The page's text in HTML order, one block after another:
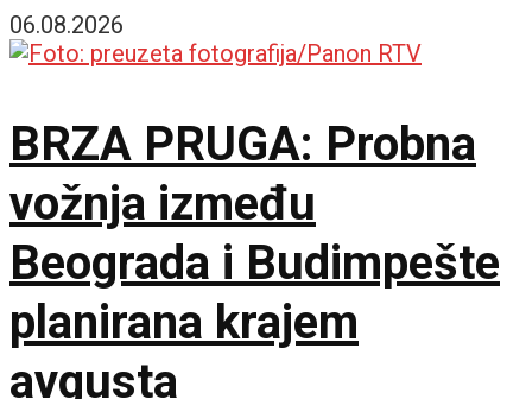
objavio spisak od 18
okršaje!
06.08.2026
BRZA PRUGA: Probna
vožnja između
Beograda i Budimpešte
planirana krajem
avgusta